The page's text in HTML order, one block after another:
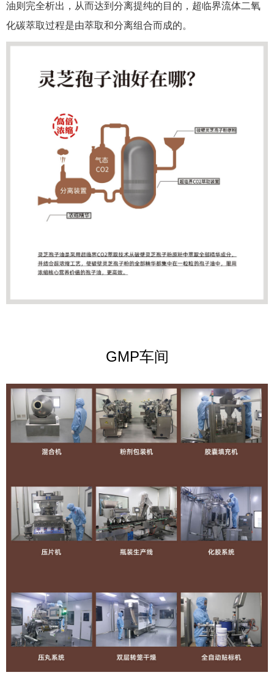
油则完全析出，从而达到分离提纯的目的，超临界流体二氧
化碳萃取过程是由萃取和分离组合而成的。
GMP车间